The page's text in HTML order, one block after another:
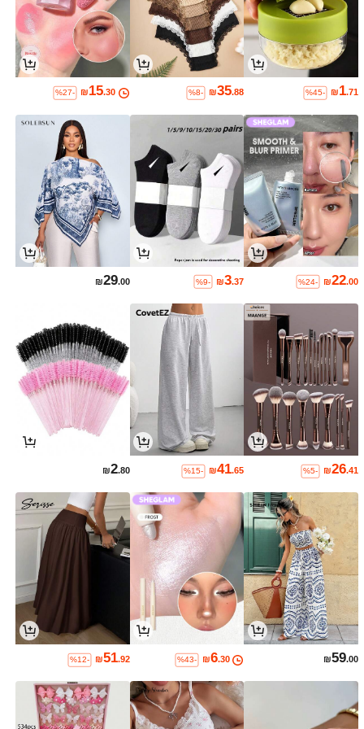
₪1.71
%45-
₪35.88
%8-
₪15.30
%27-
₪22.00
%24-
₪3.37
%9-
₪29.00
₪26.41
%5-
₪41.65
%15-
₪2.80
₪59.00
₪6.30
%43-
₪51.92
%12-